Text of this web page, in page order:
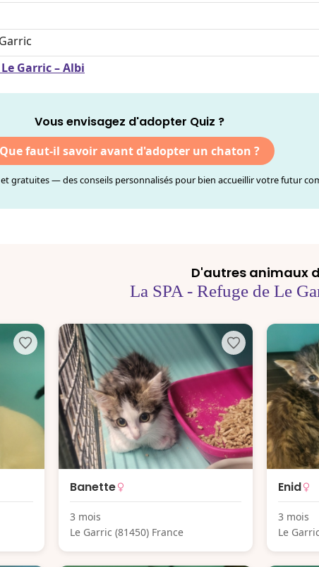
Garric – Albi
Vous envisagez d'adopter Quiz ?
Que faut-il savoir avant d'adopter un chaton ?
gratuites — des conseils personnalisés pour bien accueillir votre futur
D'autres animaux
La SPA - Refuge de Le
Banette
3 mois
Le Garric (81450) France
Enid
3 mois
Le